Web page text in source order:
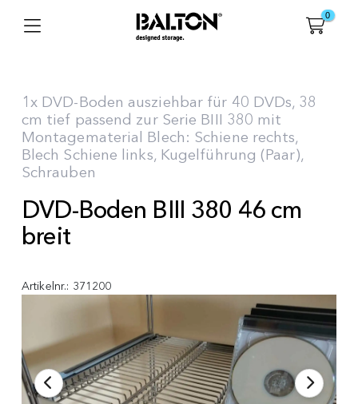
0
1x DVD-Boden ausziehbar für 40 DVDs, 38
cm tief passend zur Serie BIII 380 mit
Montagematerial Blech: Schiene rechts,
Blech Schiene links, Kugelführung (Paar),
Schrauben
DVD-Boden BIII 380 46 cm
breit
Artikelnr.: 371200